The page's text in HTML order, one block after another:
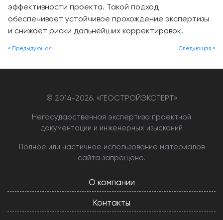
эффективности проекта. Такой подход
обеспечивает устойчивое прохождение экспертизы
и снижает риски дальнейших корректировок.
Следующая »
« Предыдующая
© 2014-2026. «ГЕОСТРОЙЭКСПЕРТ»
Негосударственная экспертиза проектной
документации и инженерных изысканий
Полное или частичное использование материалов
сайта запрещено.
О компании
Контакты